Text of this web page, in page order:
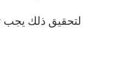
لتحقيق ذلك